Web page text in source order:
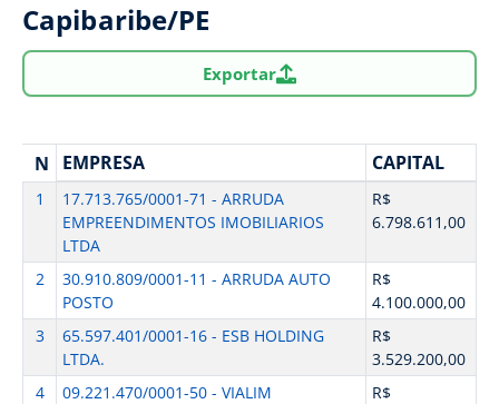
Capibaribe/PE
Exportar
N EMPRESA CAPITAL
1
17.713.765/0001-71 - ARRUDA
EMPREENDIMENTOS IMOBILIARIOS
LTDA
R$
6.798.611,00
2
30.910.809/0001-11 - ARRUDA AUTO
POSTO
R$
4.100.000,00
3
65.597.401/0001-16 - ESB HOLDING
LTDA.
R$
3.529.200,00
4
09.221.470/0001-50 - VIALIM
R$